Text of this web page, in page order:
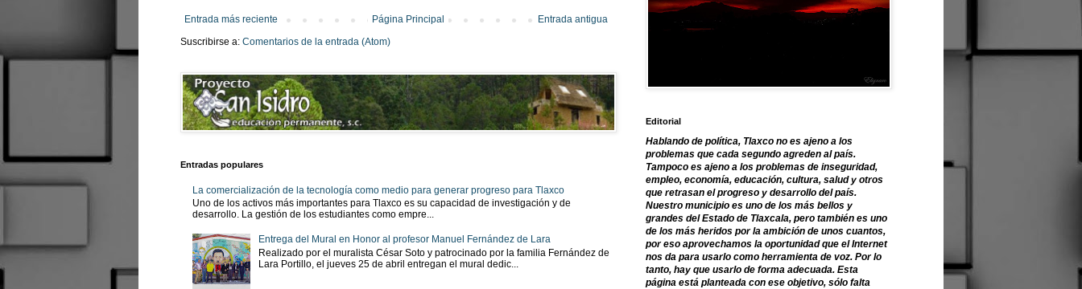
Entrada más reciente Entrada antigua
Página Principal
Suscribirse a: Comentarios de la entrada (Atom)
Entradas populares
La comercialización de la tecnología como medio para generar progreso para Tlaxco
Uno de los activos más importantes para Tlaxco es su capacidad de investigación y de
desarrollo. La gestión de los estudiantes como empre...
Entrega del Mural en Honor al profesor Manuel Fernández de Lara
Realizado por el muralista César Soto y patrocinado por la familia Fernández de
Lara Portillo, el jueves 25 de abril entregan el mural dedic...
Editorial
Hablando de política, Tlaxco no es ajeno a los
problemas que cada segundo agreden al país.
Tampoco es ajeno a los problemas de inseguridad,
empleo, economía, educación, cultura, salud y otros
que retrasan el progreso y desarrollo del país.
Nuestro municipio es uno de los más bellos y
grandes del Estado de Tlaxcala, pero también es uno
de los más heridos por la ambición de unos cuantos,
por eso aprovechamos la oportunidad que el Internet
nos da para usarlo como herramienta de voz. Por lo
tanto, hay que usarlo de forma adecuada. Esta
página está planteada con ese objetivo, sólo falta